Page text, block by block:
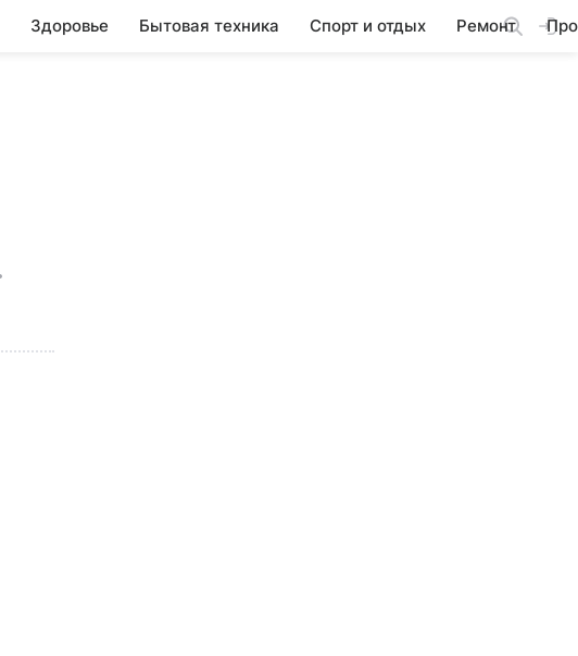
Здоровье Бытовая техника Спорт и отдых Ремонт